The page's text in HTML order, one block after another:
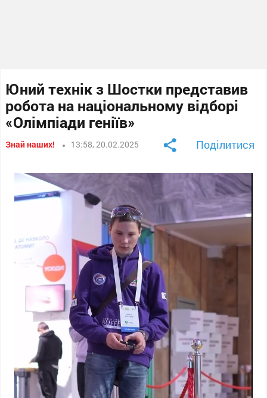
Юний технік з Шостки представив
робота на національному відборі
«Олімпіади геніїв»
Знай наших! 13:58, 20.02.2025 Поділитися